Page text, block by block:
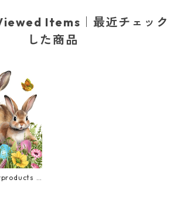
Items｜最近チェック
した商品
D
ランチサ
ン Easter